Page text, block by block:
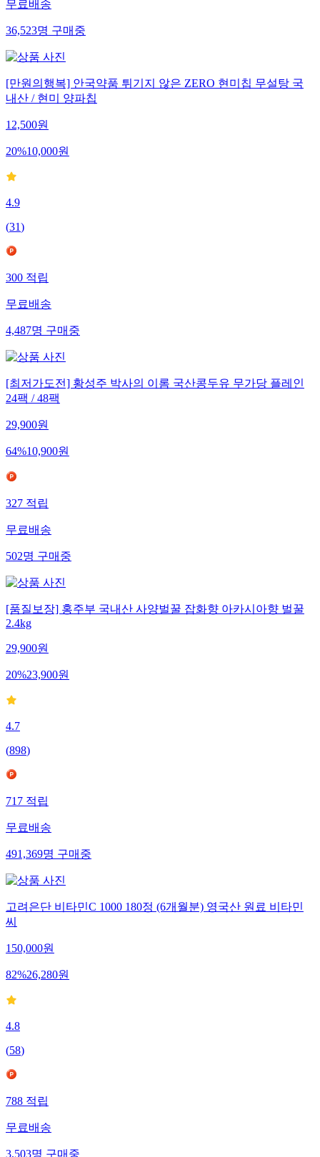
무료배송
36,523명구매중
[만원의행복] 안국약품 튀기지 않은 ZERO 현미칩 무설탕 국
내산 / 현미 양파칩
12,500원
20%10,000원
4.9
(31)
300적립
무료배송
4,487명구매중
[최저가도전] 황성주 박사의 이롬 국산콩두유 무가당 플레인
24팩 / 48팩
29,900원
64%10,900원
327적립
무료배송
502명구매중
[품질보장] 홍주부 국내산 사양벌꿀 잡화향 아카시아향 벌꿀
2.4kg
29,900원
20%23,900원
4.7
(898)
717적립
무료배송
491,369명구매중
고려은단 비타민C 1000 180정 (6개월분) 영국산 원료 비타민
씨
150,000원
82%26,280원
4.8
(58)
788적립
무료배송